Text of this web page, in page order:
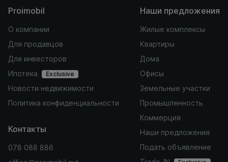
Proimobil
О компании
Для продавцов
Для инвесторов
Ипотека
Exclusive
Новости недвижимости
Политика конфиденциальности
Наши предложения
Жилые комплексы
Квартиры
Дома
Офисы
Земельные участки
Промышленность
Коммерция
Наши предложения
Подать объявление
Контакты
078 088 886